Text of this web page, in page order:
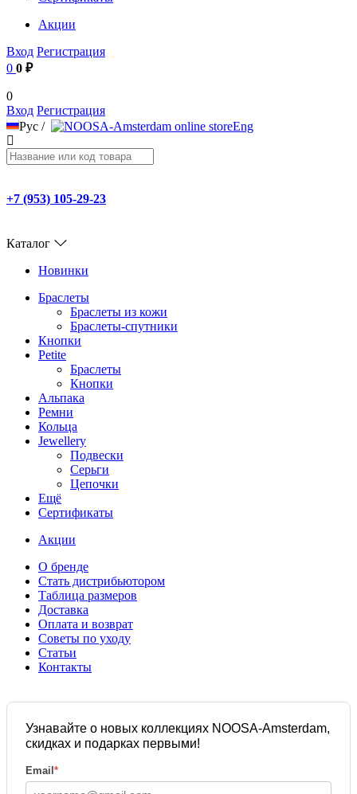
Акции
Вход Регистрация
0 0 ₽
0
Вход Регистрация
Рус / Eng
+7 (953) 105-29-23
Каталог
Новинки
Браслеты
Браслеты из кожи
Браслеты-спутники
Кнопки
Petite
Браслеты
Кнопки
Альпака
Ремни
Кольца
Jewellery
Подвески
Серьги
Цепочки
Ещё
Сертификаты
Акции
О бренде
Стать дистрибьютором
Таблица размеров
Доставка
Оплата и возврат
Советы по уходу
Статьи
Контакты
Узнавайте о новых коллекциях NOOSA-Amsterdam,
скидках и подарках первыми!
Email *